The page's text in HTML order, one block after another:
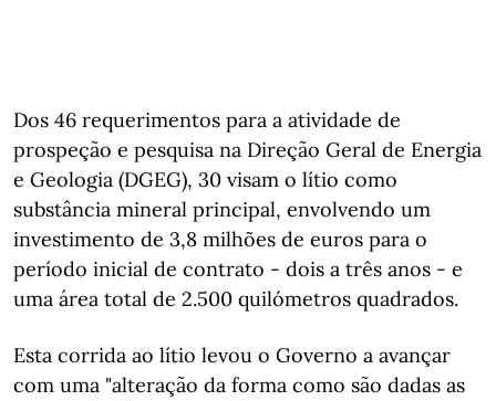
Dos 46 requerimentos para a atividade de
prospeção e pesquisa na Direção Geral de Energia
e Geologia (DGEG), 30 visam o lítio como
substância mineral principal, envolvendo um
investimento de 3,8 milhões de euros para o
período inicial de contrato - dois a três anos - e
uma área total de 2.500 quilómetros quadrados.
Esta corrida ao lítio levou o Governo a avançar
com uma "alteração da forma como são dadas as